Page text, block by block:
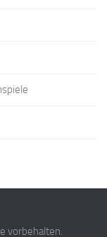
vorbehalten.